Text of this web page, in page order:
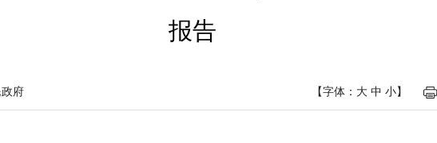
报告
【字体： 大 中 小】
府